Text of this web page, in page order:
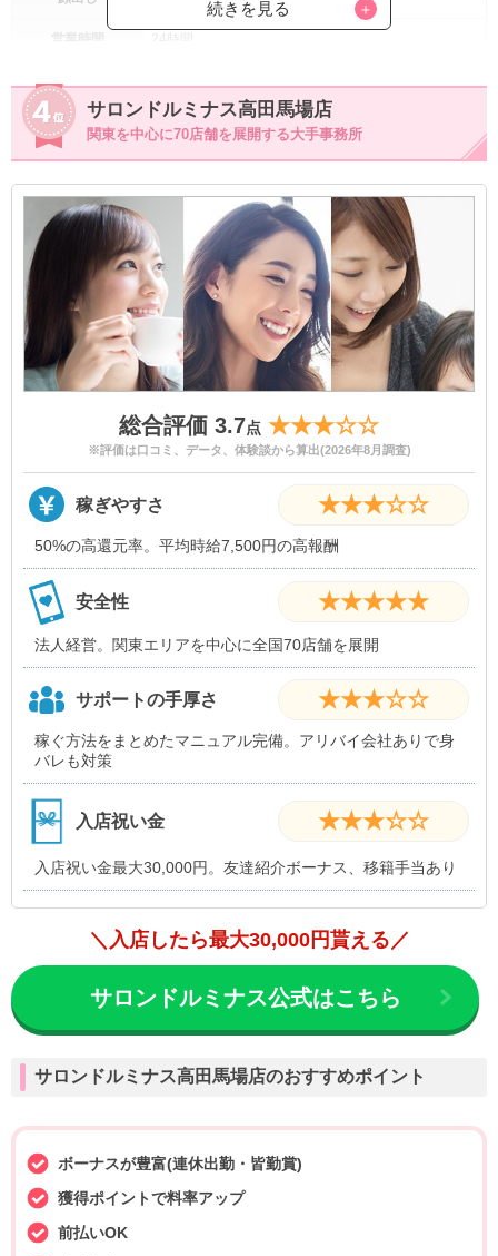
営業時間 24時間
登録資格
・1Rのオートロックマンション
・日間、月間ボーナスあり
・日払いOK
・税務サポート無料
・在籍証明発行可能
・カメラに美肌ソフトを導入
・ノルマ強制一切なし
・自由出勤自由シフト
・時給制度あり
・週払いOK
・月払いOK
・1日体験OK
・ボーナスあり
・未経験OK
・宿泊OK
・友達同士OK
続きを見る
サロンドルミナス高田馬場店
関東を中心に70店舗を展開する大手事務所
総合評価 3.7点 ★★★☆☆
※評価は口コミ、データ、体験談から算出(2026年8月調査)
稼ぎやすさ ★★★☆☆
50%の高還元率。平均時給7,500円の高報酬
安全性 ★★★★★
法人経営。関東エリアを中心に全国70店舗を展開
サポートの手厚さ ★★★☆☆
稼ぐ方法をまとめたマニュアル完備。アリバイ会社ありで身
バレも対策
入店祝い金 ★★★☆☆
入店祝い金最大30,000円。友達紹介ボーナス、移籍手当あり
＼入店したら最大30,000円貰える／
サロンドルミナス公式はこちら
サロンドルミナス高田馬場店のおすすめポイント
ボーナスが豊富(連休出勤・皆勤賞)
獲得ポイントで料率アップ
前払いOK